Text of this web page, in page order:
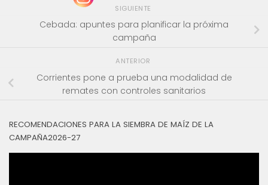
SIGUIENTE
Cebada: apuntes para planificar la próxima
campaña
ANTERIOR
Corrientes pone a prueba una modalidad de
remates con controles sanitarios
RECOMENDACIONES PARA LA SIEMBRA DE MAÍZ DE LA
CAMPAÑA2026-27